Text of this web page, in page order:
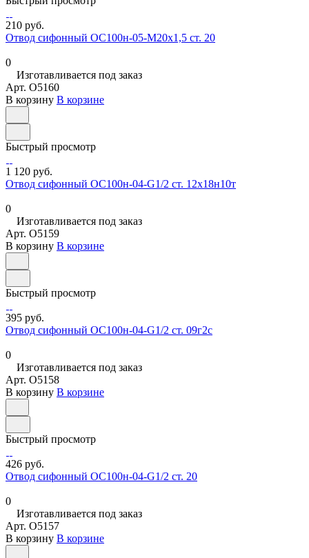
210 руб.
Отвод сифонный ОС100н-05-М20х1,5 ст. 20
0
Изготавливается под заказ
Арт. O5160
В корзину В корзине
Быстрый просмотр
1 120 руб.
Отвод сифонный ОС100н-04-G1/2 ст. 12х18н10т
0
Изготавливается под заказ
Арт. O5159
В корзину В корзине
Быстрый просмотр
395 руб.
Отвод сифонный ОС100н-04-G1/2 ст. 09г2с
0
Изготавливается под заказ
Арт. O5158
В корзину В корзине
Быстрый просмотр
426 руб.
Отвод сифонный ОС100н-04-G1/2 ст. 20
0
Изготавливается под заказ
Арт. O5157
В корзину В корзине